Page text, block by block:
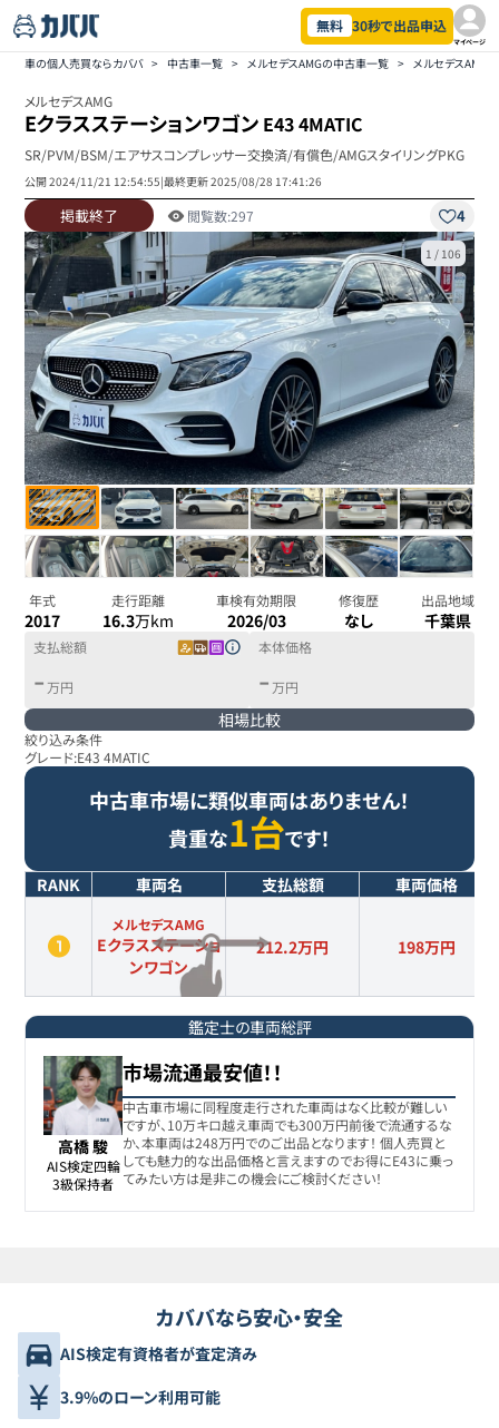
無料 30秒で出品申込
マイページ
車の個人売買ならカババ > 中古車一覧 > メルセデスAMGの中古車一覧 > メルセデスAMG
メルセデスAMG
Eクラスステーションワゴン E43 4MATIC
SR/PVM/BSM/エアサスコンプレッサー交換済/有償色/AMGスタイリングPKG
公開2024/11/21 12:54:55|最終更新2025/08/28 17:41:26
掲載終了 閲覧数:297 4
1 / 106
年式
2017
走行距離
16.3万km
車検有効期限
2026/03
修復歴
なし
出品地域
千葉県
支払総額
- 万円
本体価格
- 万円
相場比較
絞り込み条件
グレード:E43 4MATIC
中古車市場に類似車両はありません！
貴重な1台です！
RANK 車両名 支払総額 車両価格
メルセデスAMG
Eクラスステーショ
ンワゴン
212.2万円 198万円
鑑定士の車両総評
高橋 駿
AIS検定四輪
3級保持者
市場流通最安値！！
中古車市場に同程度走行された車両はなく比較が難しい
ですが、10万キロ越え車両でも300万円前後で流通するな
か、本車両は248万円でのご出品となります！ 個人売買と
しても魅力的な出品価格と言えますのでお得にE43に乗っ
てみたい方は是非この機会にご検討ください！
カババなら安心・安全
AIS検定有資格者が査定済み
3.9%のローン利用可能